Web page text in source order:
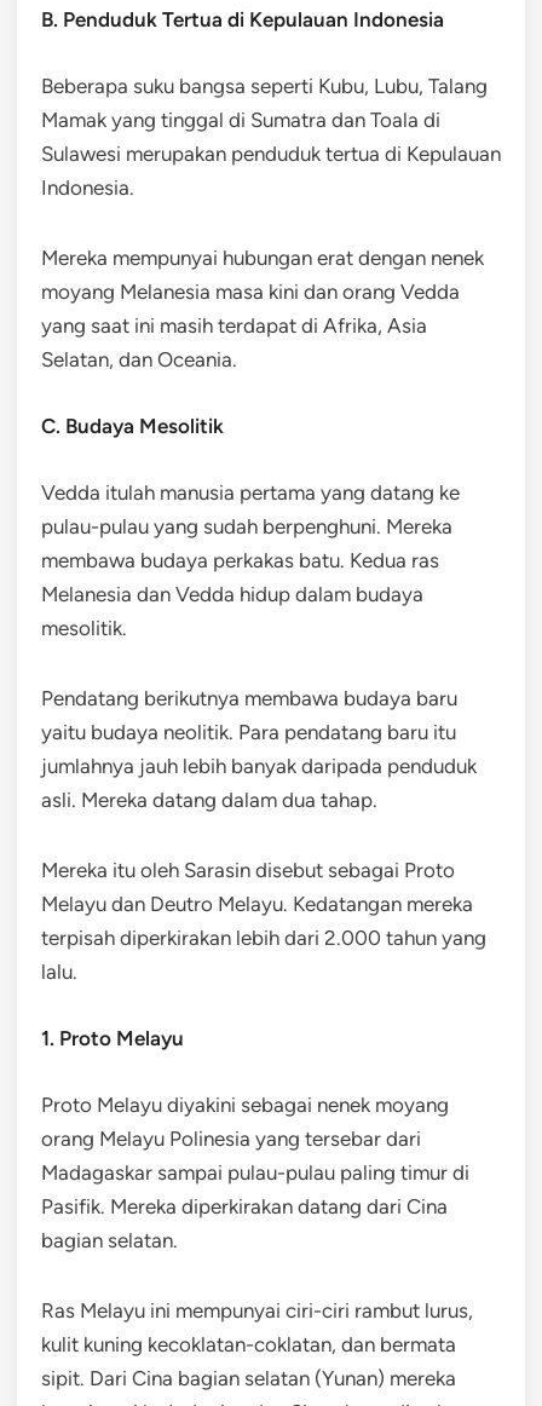
B. Penduduk Tertua di Kepulauan Indonesia
Beberapa suku bangsa seperti Kubu, Lubu, Talang
Mamak yang tinggal di Sumatra dan Toala di
Sulawesi merupakan penduduk tertua di Kepulauan
Indonesia.
Mereka mempunyai hubungan erat dengan nenek
moyang Melanesia masa kini dan orang Vedda
yang saat ini masih terdapat di Afrika, Asia
Selatan, dan Oceania.
C. Budaya Mesolitik
Vedda itulah manusia pertama yang datang ke
pulau-pulau yang sudah berpenghuni. Mereka
membawa budaya perkakas batu. Kedua ras
Melanesia dan Vedda hidup dalam budaya
mesolitik.
Pendatang berikutnya membawa budaya baru
yaitu budaya neolitik. Para pendatang baru itu
jumlahnya jauh lebih banyak daripada penduduk
asli. Mereka datang dalam dua tahap.
Mereka itu oleh Sarasin disebut sebagai Proto
Melayu dan Deutro Melayu. Kedatangan mereka
terpisah diperkirakan lebih dari 2.000 tahun yang
lalu.
1. Proto Melayu
Proto Melayu diyakini sebagai nenek moyang
orang Melayu Polinesia yang tersebar dari
Madagaskar sampai pulau-pulau paling timur di
Pasifik. Mereka diperkirakan datang dari Cina
bagian selatan.
Ras Melayu ini mempunyai ciri-ciri rambut lurus,
kulit kuning kecoklatan-coklatan, dan bermata
sipit. Dari Cina bagian selatan (Yunan) mereka